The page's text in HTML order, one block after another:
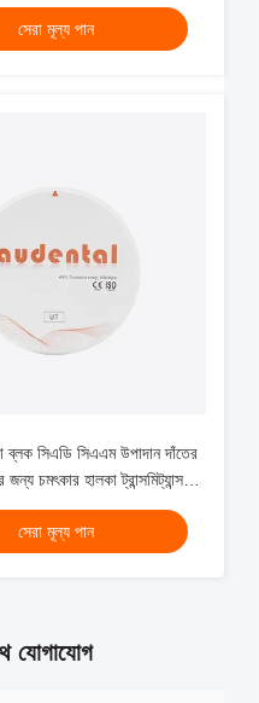
সেরা মূল্য পান
ব্লক সিএডি সিএএম উপাদান দাঁতের
চমৎকার হালকা ট্রান্সমিট্যান্স
সহ
সেরা মূল্য পান
যোগাযোগ